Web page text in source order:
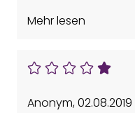
Dekolleté, Weich
Mehr lesen
Anonym,02.08.2019